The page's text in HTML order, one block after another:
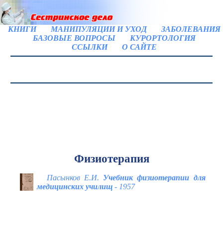
КНИГИ МАНИПУЛЯЦИИ И УХОД
ЗАБОЛЕВАНИЯ
БАЗОВЫЕ ВОПРОСЫ
КУРОРТОЛОГИЯ
ССЫЛКИ
О САЙТЕ
Физиотерапия
Пасынков Е.И. Учебник физиотерапии для
медицинских училищ- 1957